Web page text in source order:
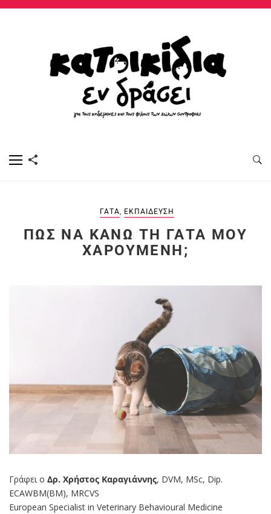
ΓΆΤΑ, ΕΚΠΑΊΔΕΥΣΗ
ΠΏΣ ΝΑ ΚΆΝΩ ΤΗ ΓΆΤΑ ΜΟΥ
ΧΑΡΟΎΜΕΝΗ;
Γράφει ο Δρ. Χρήστος Καραγιάννης, DVM, MSc, Dip.
ECAWBM(BM), MRCVS
European Specialist in Veterinary Behavioural Medicine